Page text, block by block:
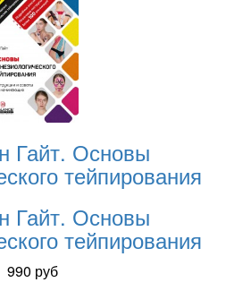
Гайт. Основы
тейпирования
Гайт. Основы
тейпирования
990 руб